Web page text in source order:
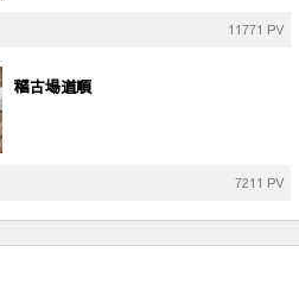
11771 PV
稽古場道順
7211 PV